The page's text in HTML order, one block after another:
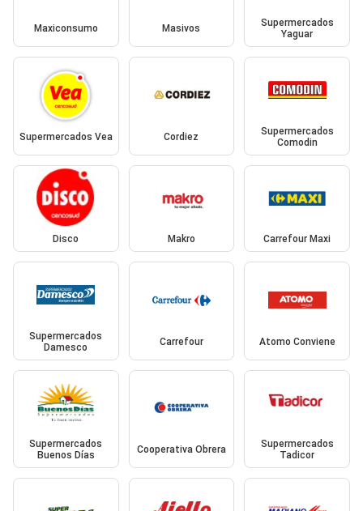
Maxiconsumo Masivos
Supermercados
Yaguar
Supermercados Vea Cordiez
Supermercados
Comodin
Disco Makro Carrefour Maxi
Supermercados
Damesco
Carrefour Atomo Conviene
Supermercados
Buenos Días
Cooperativa Obrera
Supermercados
Tadicor